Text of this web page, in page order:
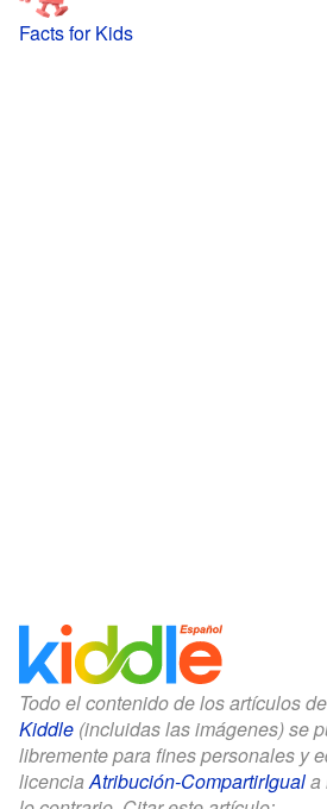
Facts for Kids
Todo el contenido de los artículos
Kiddle (incluidas las imágenes) se
libremente para fines personales y
licenciaAtribución-CompartirIguala